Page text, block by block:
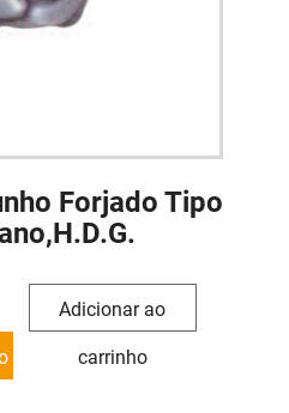
Forjado Tipo
Adicionar ao
carrinho